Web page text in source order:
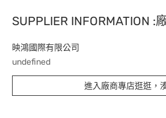
SUPPLIER INFORMATION :
映鴻國際有限公司
undefined
進入廠商專店逛逛，